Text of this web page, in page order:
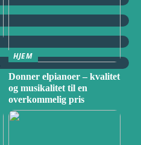
HJEM
Donner elpianoer – kvalitet
og musikalitet til en
overkommelig pris